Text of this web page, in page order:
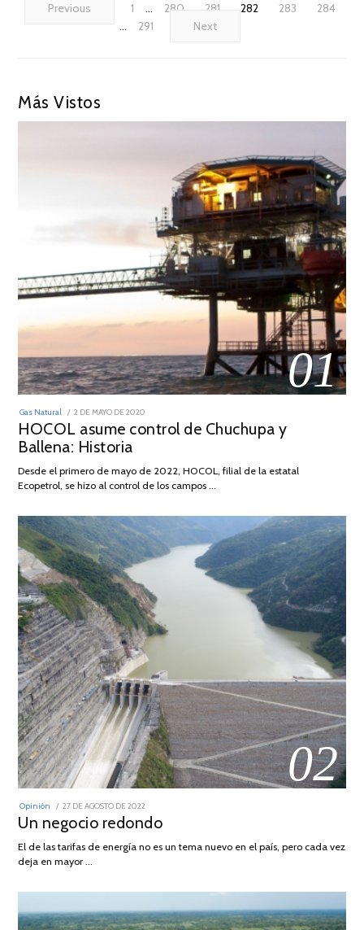
Previous 1 … 280 281 282 283
284
…
291 Next
Más Vistos
01
Gas Natural
POSTED
2 DE MAYO DE 2020
DE
FEBRERO
HOCOL asume control de Chuchupa y
Ballena: Historia
Desde el primero de mayo de 2022, HOCOL, filial de la estatal
Ecopetrol, se hizo al control de los campos …
02
Opinión
POSTED
27 DE AGOSTO DE 2022
DE
AGOSTO
Un negocio redondo
El de las tarifas de energía no es un tema nuevo en el país, pero cada vez
deja en mayor …